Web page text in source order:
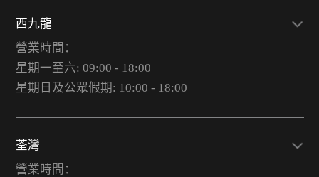
西九龍
營業時間：
星期一至六: 09:00 - 18:00
星期日及公眾假期: 10:00 - 18:00
荃灣
營業時間：